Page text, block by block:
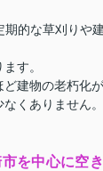
的な草刈りや
す。
建物の老朽化が
くありません。
を中心に空